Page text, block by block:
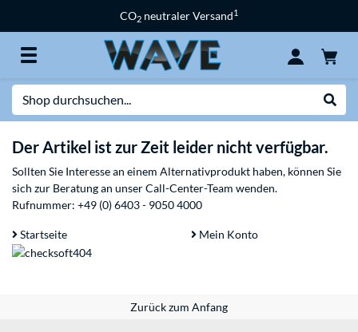
CO2 neutraler Versand1
Der Artikel ist zur Zeit leider nicht verfügbar.
Sollten Sie Interesse an einem Alternativprodukt haben, können Sie
sich zur Beratung an unser Call-Center-Team wenden.
Rufnummer: +49 (0) 6403 - 9050 4000
Startseite Mein Konto
Zurück zum Anfang